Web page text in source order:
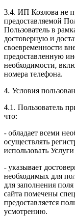
3.4. ИП Козлова не
предоставляемой
Пользователь в
достоверную и
своевременности
предоставленную
необходимости,
номера телефона.
4. Условия
4.1. Пользователь
что:
- обладает всеми
осуществлять
использовать Услуги
- указывает
необходимых для
для заполнения
сайта помечены
предоставляется
усмотрению.